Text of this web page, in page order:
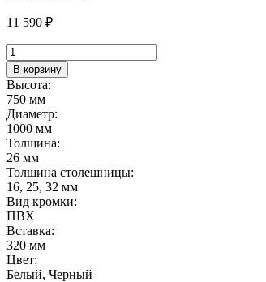
11 590 ₽
Количество
товара
Стол
раздвижной
Конунг,
d1000,
венге
В корзину
Высота:
750 мм
Диаметр:
1000 мм
Толщина:
26 мм
Толщина столешницы:
16, 25, 32 мм
Вид кромки:
ПВХ
Вставка:
320 мм
Цвет:
Белый, Черный